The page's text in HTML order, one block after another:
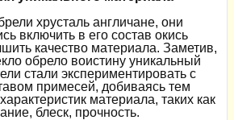
хрусталь англичане, они
включить в его состав окись
качество материала. Заметив,
обрело воистину уникальный
стали экспериментировать с
примесей, добиваясь тем
материала, таких как
блеск, прочность.